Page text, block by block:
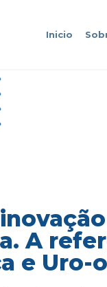
Inicio
A
e Uro-